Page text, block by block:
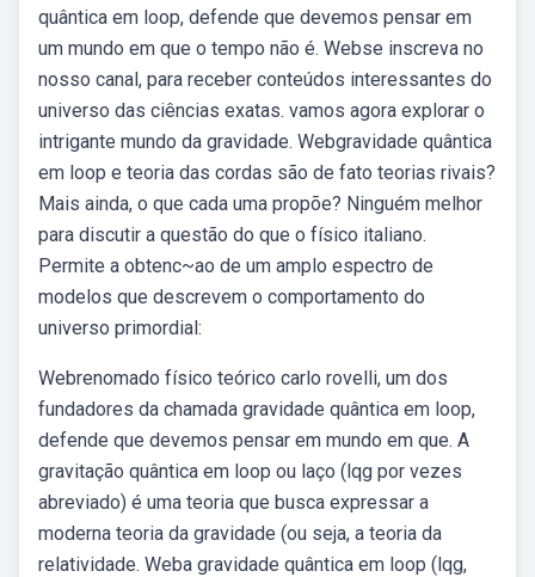
quântica em loop, defende que devemos pensar em
um mundo em que o tempo não é. Webse inscreva no
nosso canal, para receber conteúdos interessantes do
universo das ciências exatas. vamos agora explorar o
intrigante mundo da gravidade. Webgravidade quântica
em loop e teoria das cordas são de fato teorias rivais?
Mais ainda, o que cada uma propõe? Ninguém melhor
para discutir a questão do que o físico italiano.
Permite a obtenc~ao de um amplo espectro de
modelos que descrevem o comportamento do
universo primordial:
Webrenomado físico teórico carlo rovelli, um dos
fundadores da chamada gravidade quântica em loop,
defende que devemos pensar em mundo em que. A
gravitação quântica em loop ou laço (lqg por vezes
abreviado) é uma teoria que busca expressar a
moderna teoria da gravidade (ou seja, a teoria da
relatividade. Weba gravidade quântica em loop (lqg,